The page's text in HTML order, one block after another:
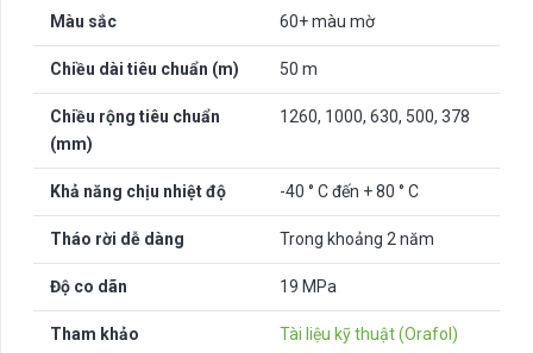
Màu sắc 60+ màu mờ
Chiều dài tiêu chuẩn (m) 50 m
Chiều rộng tiêu chuẩn
(mm)
1260, 1000, 630, 500, 378
Khả năng chịu nhiệt độ -40 ° C đến + 80 ° C
Tháo rời dễ dàng Trong khoảng 2 năm
Độ co dãn 19 MPa
Tham khảo Tài liệu kỹ thuật (Orafol)